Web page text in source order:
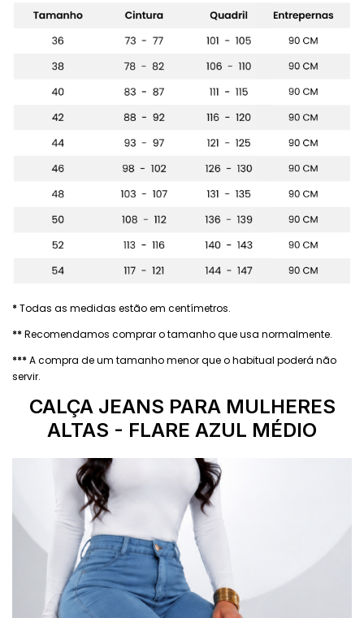
*Todas as medidas estão em centímetros.
**Recomendamos comprar o tamanho que usa normalmente.
***A compra de um tamanho menor que o habitual poderá não
servir.
CALÇA JEANS PARA MULHERES
ALTAS - FLARE AZUL MÉDIO